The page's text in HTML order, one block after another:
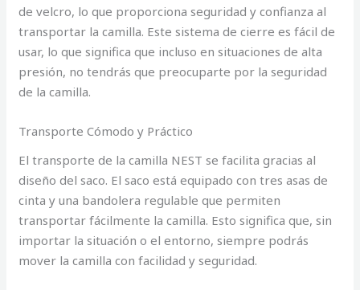
de velcro, lo que proporciona seguridad y confianza al
transportar la camilla. Este sistema de cierre es fácil de
usar, lo que significa que incluso en situaciones de alta
presión, no tendrás que preocuparte por la seguridad
de la camilla.
Transporte Cómodo y Práctico
El transporte de la camilla NEST se facilita gracias al
diseño del saco. El saco está equipado con tres asas de
cinta y una bandolera regulable que permiten
transportar fácilmente la camilla. Esto significa que, sin
importar la situación o el entorno, siempre podrás
mover la camilla con facilidad y seguridad.